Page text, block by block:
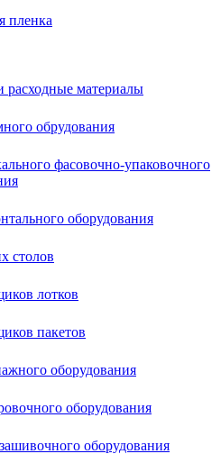
пленка
расходные материалы
обрудования
фасовочно-упаковочного
оборудования
столов
лотков
пакетов
оборудования
оборудования
оборудования